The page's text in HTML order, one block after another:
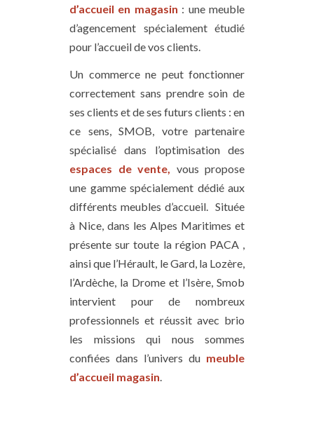
d’accueil en magasin : une meuble
d’agencement spécialement étudié
pour l’accueil de vos clients.
Un commerce ne peut fonctionner
correctement sans prendre soin de
ses clients et de ses futurs clients : en
ce sens, SMOB, votre partenaire
spécialisé dans l’optimisation des
espaces de vente,
vous propose
une gamme spécialement dédié aux
différents meubles d’accueil. Située
à Nice, dans les Alpes Maritimes et
présente sur toute la région PACA ,
ainsi que l’Hérault, le Gard, la Lozère,
l’Ardèche, la Drome et l’Isère, Smob
intervient pour de nombreux
professionnels et réussit avec brio
les missions qui nous sommes
confiées dans l’univers du meuble
d’accueil magasin